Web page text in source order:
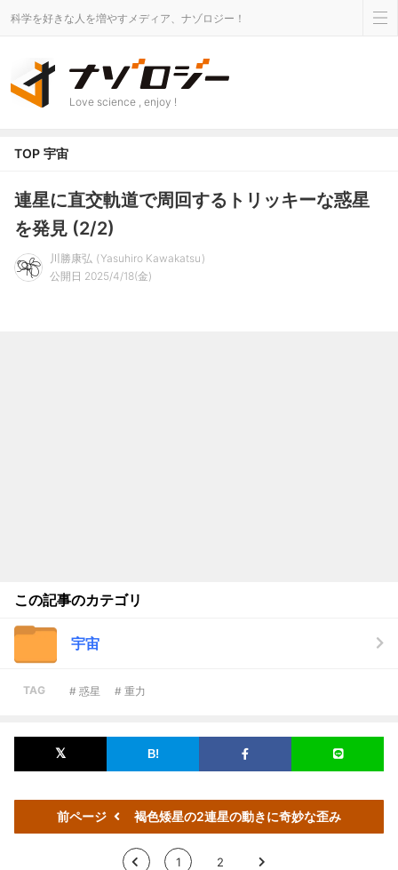
科学を好きな人を増やすメディア、ナゾロジー！
Love science , enjoy !
TOP 宇宙
連星に直交軌道で周回するトリッキーな惑星
を発見 (2/2)
川勝康弘
Yasuhiro Kawakatsu
公開日 2025/4/18(金)
この記事のカテゴリ
宇宙
TAG # 惑星 # 重力
前ページ 褐色矮星の2連星の動きに奇妙な歪み
< 1 2 >